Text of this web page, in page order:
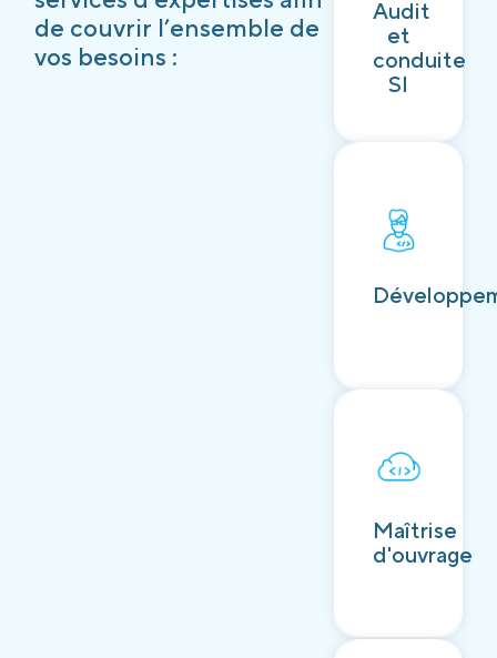
de couvrir l’ensemble de
vos besoins :
Audit
et
conduite
SI
Découvrir
Maîtrise
d'ouvrage